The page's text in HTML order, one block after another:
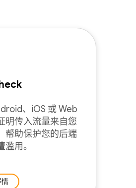
、iOS 或 Web
明传入流量来自您
帮助保护您的后端
滥用。
情